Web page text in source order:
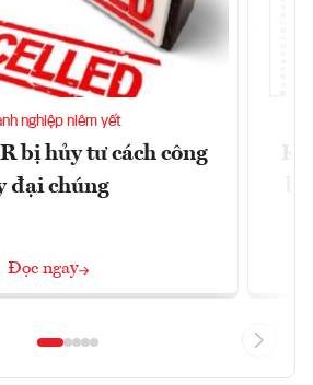
nghiệp niêm yết
bị hủy tư cách công
đại chúng
Đọc ngay